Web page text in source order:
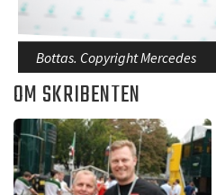
Bottas. Copyright Mercedes
OM SKRIBENTEN